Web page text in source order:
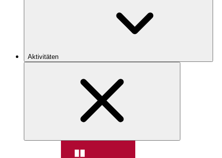
Aktivitäten